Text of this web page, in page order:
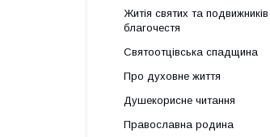
Житія святих та подвижників
благочестя
Святоотцівська спадщина
Про духовне життя
Душекорисне читання
Православна родина